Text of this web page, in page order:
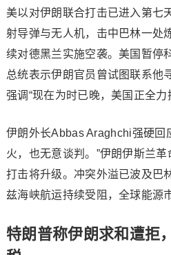
美以对伊朗联合打击已进入第七
射导弹与无人机，击中巴林一处
续对德黑兰实施空袭。美国暂停
总统表示伊朗官员曾试图联系他
强调“现在为时已晚，美国正全力
伊朗外长Abbas Araghchi强硬回
火，也无意谈判。”伊朗伊斯兰
打击将升级。冲突外溢已波及巴
兹海峡航运持续受阻，全球能源
特朗普称伊朗求和遭拒